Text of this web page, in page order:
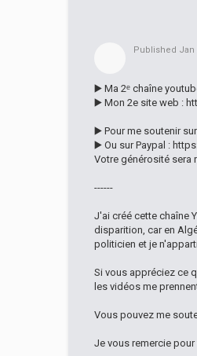
Published Jan
▶️ Ma 2ᵉ chaîne
▶️ Mon 2e site web :
▶️ Pour me soutenir
▶️ Ou sur Paypal :
Votre générosité sera
------
J'ai créé cette chaîne
disparition, car en
politicien et je
Si vous appréciez ce
les vidéos me
Vous pouvez me
Je vous remercie